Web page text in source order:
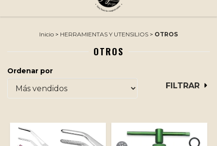
Inicio > HERRAMIENTAS Y UTENSILIOS > OTROS
OTROS
Ordenar por
FILTRAR